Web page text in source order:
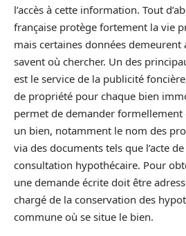
l’accès à cette information. Tout
française protège fortement la vie
mais certaines données demeurent
savent où chercher. Un des
est le service de la publicité
de propriété pour chaque bien
permet de demander
un bien, notamment le nom des
via des documents tels que l’acte
consultation hypothécaire. Pour
une demande écrite doit être
chargé de la conservation des
commune où se situe le bien.